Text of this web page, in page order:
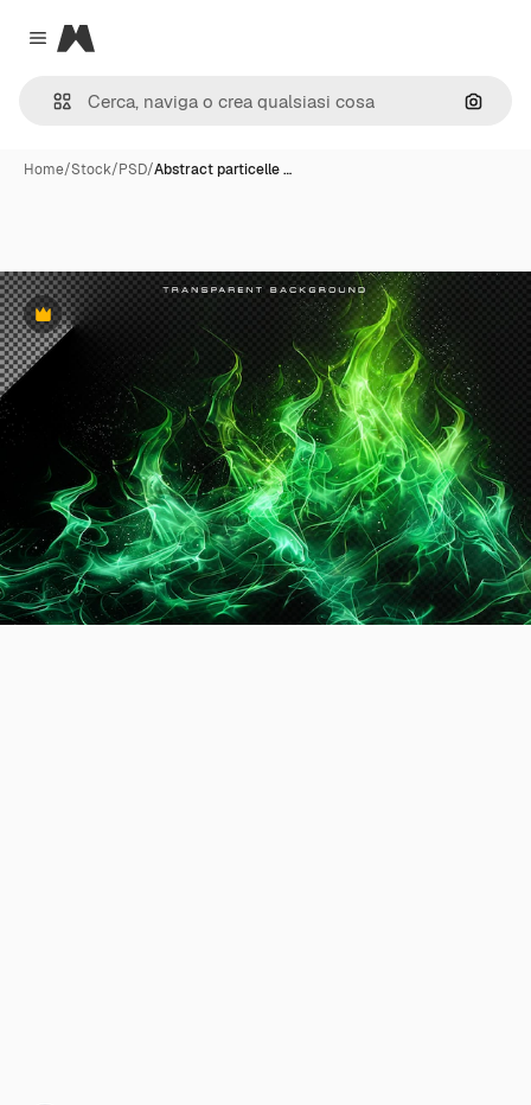
Close menu
Magnific
Cerca
Home/Stock/PSD/Abstract particelle …
Premium